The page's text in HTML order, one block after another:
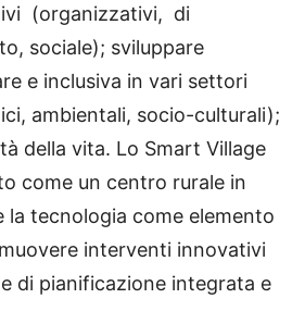
(organizzativi, di
sociale); sviluppare
e inclusiva in vari settori
ambientali, socio-culturali);
della vita. Lo Smart Village
come un centro rurale in
la tecnologia come elemento
interventi innovativi
di pianificazione integrata e